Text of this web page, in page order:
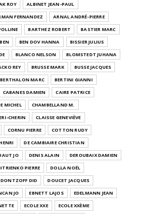
ROY
ALBINET JEAN-PAUL
FERNANDEZ
ARNAL ANDRÉ-PIERRE
BARTHEZ ROBERT
BASTIER MARC
BEN BEN DOV HANNA
BISSIER JULIUS
BLANCO NELSON
BLOMSTEDT JUHANA
REY BRUSSE MARK
BUSSE JACQUES
BERTHALON MARC
BERTINI GIANNI
CABANES DAMIEN
CAIRE PATRICE
MICHEL
CHAMBELLAND M.
CHERIN
CLAISSE GENEVIÈVE
CORNU PIERRE
COTTON RUDY
DE CAMBIAIRE CHRISTIAN
JO DENIS ALAIN
DEROUBAIX DAMIEN
PIERRE
DOLLA NOËL
DONTZOFF DID
DOUCET JACQUES
JO EBNETT LAJOS
EDELMANN JEAN
ECOLE XXE
ECOLE XXÈME